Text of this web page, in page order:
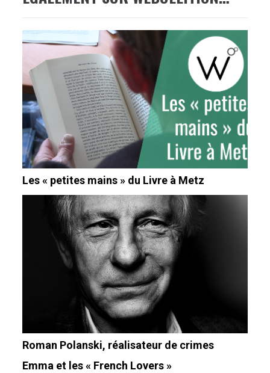
Les « petites mains » du Livre à Metz
Roman Polanski, réalisateur de crimes
Emma et les « French Lovers »